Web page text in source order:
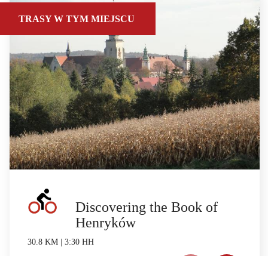
TRASY W TYM MIEJSCU
Discovering the Book of
Henryków
30.8 KM | 3:30 HH